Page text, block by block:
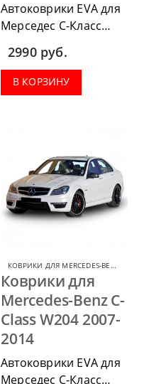
Автоковрики EVA для
Мерседес С-Класс
W202 1997-2000 г.в.
можно приобрести в
комплектации:
водительский коврик,
2990 руб.
В КОРЗИНУ
КОВРИКИ ДЛЯ MERCEDES КОВРИКИ ДЛЯ MERCEDES-BENZ C-CLASS
Коврики для
Mercedes-Benz C-
Class W204 2007-
2014
Автоковрики EVA для
Мерседес С-Класс